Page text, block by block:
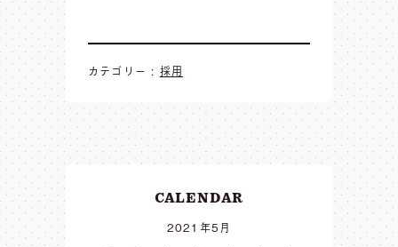
カテゴリー : 採用
CALENDAR
2021年5月